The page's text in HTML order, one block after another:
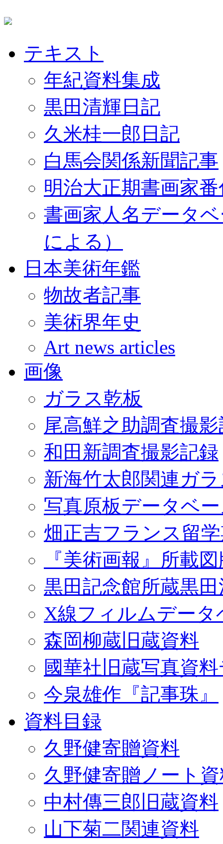
テキスト
年紀資料集成
黒田清輝日記
久米桂一郎日記
白馬会関係新聞記事
明治大正期書画家
書画家人名データ
による）
日本美術年鑑
物故者記事
美術界年史
Art news articles
画像
ガラス乾板
尾高鮮之助調査撮
和田新調査撮影記録
新海竹太郎関連ガ
写真原板データベ
畑正吉フランス留
『美術画報』所載
黒田記念館所蔵黒
X線フィルムデータ
森岡柳蔵旧蔵資料
國華社旧蔵写真資
今泉雄作『記事珠』
資料目録
久野健寄贈資料
久野健寄贈ノート
中村傳三郎旧蔵資料
山下菊二関連資料